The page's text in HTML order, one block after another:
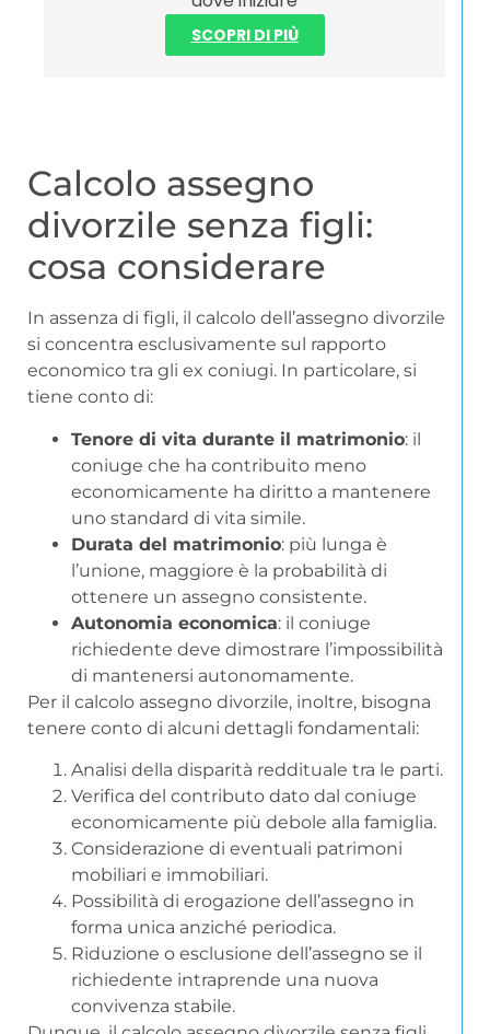
SCOPRI DI PIÙ
Calcolo assegno
divorzile senza figli:
cosa considerare
In assenza di figli, il calcolo dell’assegno divorzile
si concentra esclusivamente sul rapporto
economico tra gli ex coniugi. In particolare, si
tiene conto di:
Tenore di vita durante il matrimonio: il
coniuge che ha contribuito meno
economicamente ha diritto a mantenere
uno standard di vita simile.
Durata del matrimonio: più lunga è
l’unione, maggiore è la probabilità di
ottenere un assegno consistente.
Autonomia economica: il coniuge
richiedente deve dimostrare l’impossibilità
di mantenersi autonomamente.
Per il calcolo assegno divorzile, inoltre, bisogna
tenere conto di alcuni dettagli fondamentali:
Analisi della disparità reddituale tra le parti.
Verifica del contributo dato dal coniuge
economicamente più debole alla famiglia.
Considerazione di eventuali patrimoni
mobiliari e immobiliari.
Possibilità di erogazione dell’assegno in
forma unica anziché periodica.
Riduzione o esclusione dell’assegno se il
richiedente intraprende una nuova
convivenza stabile.